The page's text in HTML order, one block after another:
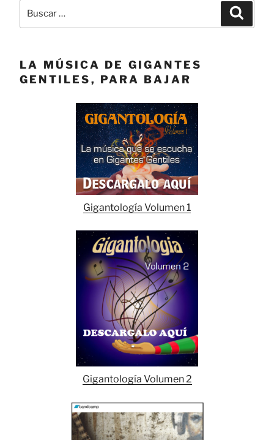
Buscar
LA MÚSICA DE GIGANTES
GENTILES, PARA BAJAR
Gigantología Volumen 1
Gigantología Volumen 2